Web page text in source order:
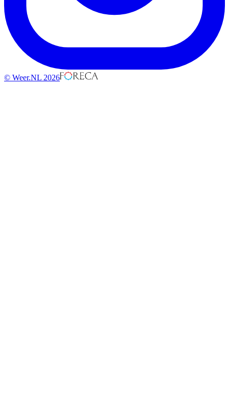
© Weer.NL 2026